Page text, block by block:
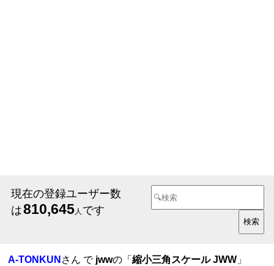
現在の登録ユーザー数
は810,645人 です
A-TONKUN さん で jwwの「縮小三角スケール JWW 」